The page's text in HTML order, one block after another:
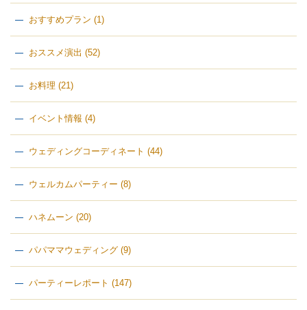
おすすめプラン (1)
おススメ演出 (52)
お料理 (21)
イベント情報 (4)
ウェディングコーディネート (44)
ウェルカムパーティー (8)
ハネムーン (20)
パパママウェディング(9)
パーティーレポート (147)